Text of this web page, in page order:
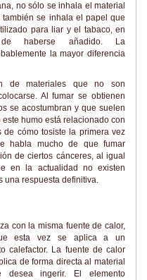
no sólo se inhala el material
también se inhala el papel que
para liar y el tabaco, en
haberse añadido. La
la mayor diferencia
de materiales que no son
Al fumar se obtienen
se acostumbran y que suelen
humo está relacionado con
de cómo tosiste la primera vez
habla mucho de que fumar
de ciertos cánceres, al igual
en la actualidad no existen
una respuesta definitiva.
con la misma fuente de calor,
esta vez se aplica a un
calefactor. La fuente de calor
de forma directa al material
desea ingerir. El elemento